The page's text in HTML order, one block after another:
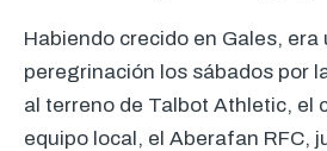
Habiendo crecido en Gales,
peregrinación los sábados por
al terreno de Talbot Athletic, el
equipo local, el Aberafan RFC,